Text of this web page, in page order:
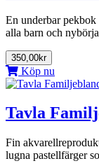
En underbar
alla barn och
350,00kr
Köp nu
Tavla
Fin
lugna pastellfärger